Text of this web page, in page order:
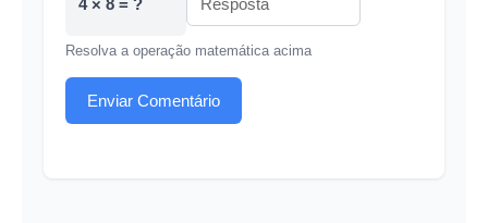
Resolva a operação matemática acima
Enviar Comentário